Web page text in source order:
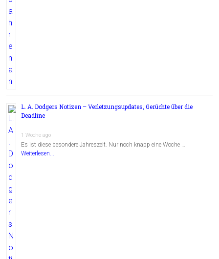
L. A. Dodgers Notizen – Verletzungsupdates, Gerüchte über die
Deadline
1 Woche ago
Es ist diese besondere Jahreszeit. Nur noch knapp eine Woche …
Weiterlesen...